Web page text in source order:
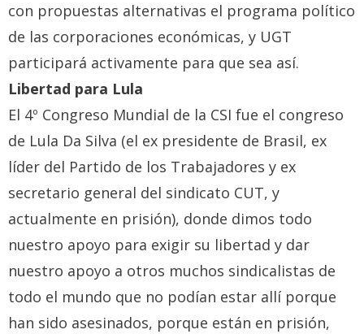
con propuestas alternativas el programa político
de las corporaciones económicas, y UGT
participará activamente para que sea así.
Libertad para Lula
El 4º Congreso Mundial de la CSI fue el congreso
de Lula Da Silva (el ex presidente de Brasil, ex
líder del Partido de los Trabajadores y ex
secretario general del sindicato CUT, y
actualmente en prisión), donde dimos todo
nuestro apoyo para exigir su libertad y dar
nuestro apoyo a otros muchos sindicalistas de
todo el mundo que no podían estar allí porque
han sido asesinados, porque están en prisión,